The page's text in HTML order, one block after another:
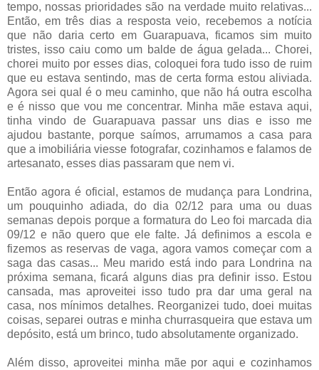
tempo, nossas prioridades são na verdade muito relativas...
Então, em três dias a resposta veio, recebemos a notícia
que não daria certo em Guarapuava, ficamos sim muito
tristes, isso caiu como um balde de água gelada... Chorei,
chorei muito por esses dias, coloquei fora tudo isso de ruim
que eu estava sentindo, mas de certa forma estou aliviada.
Agora sei qual é o meu caminho, que não há outra escolha
e é nisso que vou me concentrar. Minha mãe estava aqui,
tinha vindo de Guarapuava passar uns dias e isso me
ajudou bastante, porque saímos, arrumamos a casa para
que a imobiliária viesse fotografar, cozinhamos e falamos de
artesanato, esses dias passaram que nem vi.
Então agora é oficial, estamos de mudança para Londrina,
um pouquinho adiada, do dia 02/12 para uma ou duas
semanas depois porque a formatura do Leo foi marcada dia
09/12 e não quero que ele falte. Já definimos a escola e
fizemos as reservas de vaga, agora vamos começar com a
saga das casas... Meu marido está indo para Londrina na
próxima semana, ficará alguns dias pra definir isso. Estou
cansada, mas aproveitei isso tudo pra dar uma geral na
casa, nos mínimos detalhes. Reorganizei tudo, doei muitas
coisas, separei outras e minha churrasqueira que estava um
depósito, está um brinco, tudo absolutamente organizado.
Além disso, aproveitei minha mãe por aqui e cozinhamos